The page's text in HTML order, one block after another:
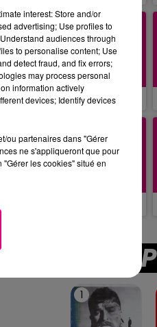
Balance
LE TOP
1
interest: Store and/or
advertising; Use profiles to
audiences through
to personalise content; Use
detect fraud, and fix errors;
may process personal
information actively
devices; Identify devices
ou partenaires dans "Gérer
ne s'appliqueront que pour
les cookies" situé en